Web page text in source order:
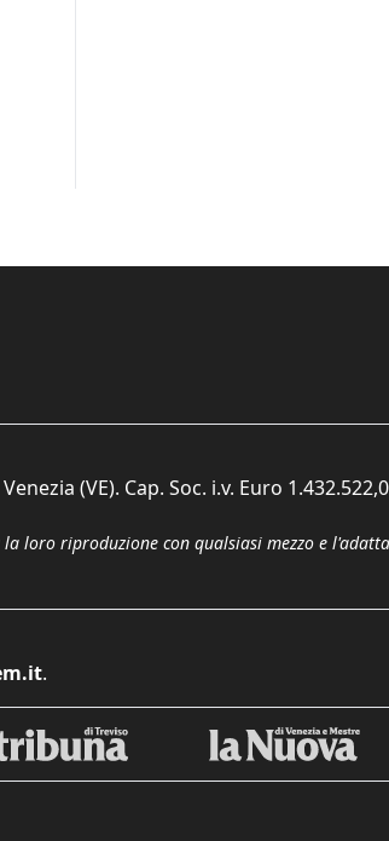
(VE). Cap. Soc. i.v. Euro
loro riproduzione con qualsiasi mezzo e
.